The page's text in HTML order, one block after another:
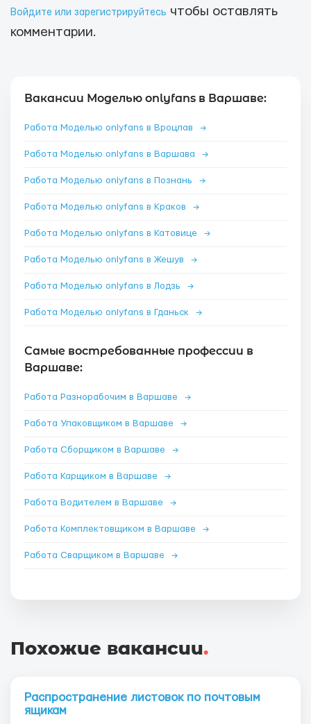
Войдите или зарегистрируйтесь чтобы оставлять
комментарии.
Вакансии Моделью onlyfans в Варшаве:
Работа Моделью onlyfans в Вроцлав →
Работа Моделью onlyfans в Варшава →
Работа Моделью onlyfans в Познань →
Работа Моделью onlyfans в Краков →
Работа Моделью onlyfans в Катовице →
Работа Моделью onlyfans в Жешув →
Работа Моделью onlyfans в Лодзь →
Работа Моделью onlyfans в Гданьск →
Самые востребованные профессии в
Варшаве:
Работа Разнорабочим в Варшаве →
Работа Упаковщиком в Варшаве →
Работа Сборщиком в Варшаве →
Работа Карщиком в Варшаве →
Работа Водителем в Варшаве →
Работа Комплектовщиком в Варшаве →
Работа Сварщиком в Варшаве →
Похожие вакансии.
Распространение листовок по почтовым
ящикам